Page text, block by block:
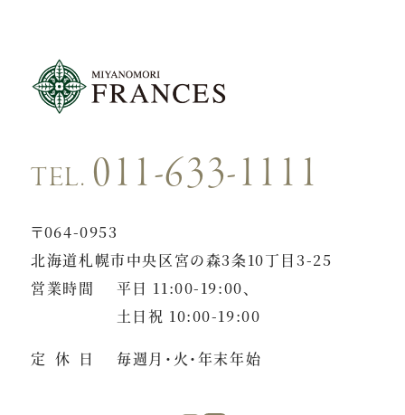
TEL. 011-633-1111
〒064-0953
北海道札幌市中央区宮の森3条10丁目3-25
営業時間
平日 11:00-19:00、
土日祝 10:00-19:00
定休日 毎週月・火・年末年始